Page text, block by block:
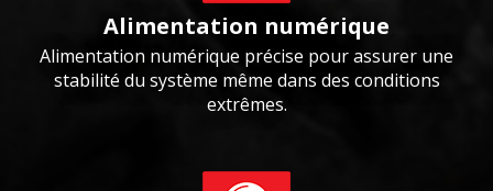
Alimentation numérique
Alimentation numérique précise pour assurer une
stabilité du système même dans des conditions
extrêmes.